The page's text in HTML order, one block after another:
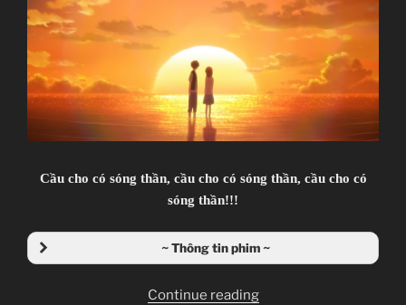
Isshuukan Friends.
One Week Friends.
一週間フレンズ.
TV Series
Unknown
07.04.2014 đến ??
Brain`s Base
Comedy, Coming of Age, Daily Life, High
School, Manga, Romance, Shounen
~Thành viên thực hiện~
Uncle Lì
Zenko
Cầu cho có sóng thần, cầu cho có sóng thần, cầu cho có
sóng thần!!!
~ Thông tin phim ~
Continue reading“Isshuukan